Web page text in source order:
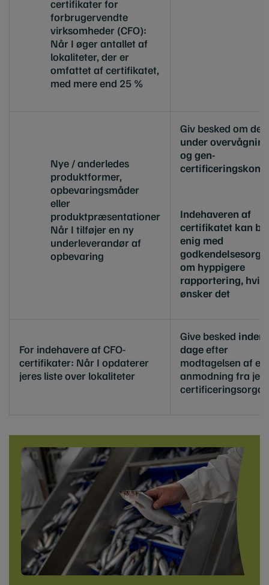
certifikater for
forbrugervendte
virksomheder (CFO):
Når I øger antallet af
lokaliteter, der er
omfattet af certifikatet,
med mere end 25 %
Nye / anderledes
produktformer,
opbevaringsmåder
eller
produktpræsentationer
Når I tilføjer en ny
underleverandør af
opbevaring
Giv besked om det
under
og gen-
Indehaveren af
certifikatet kan
enig med
om hyppigere
rapportering, hvis
ønsker det
For indehavere af CFO-
certifikater: Når I opdaterer
jeres liste over lokaliteter
Give besked inden
dageefter
modtagelsen af en
anmodning fra
certificeringsorgan